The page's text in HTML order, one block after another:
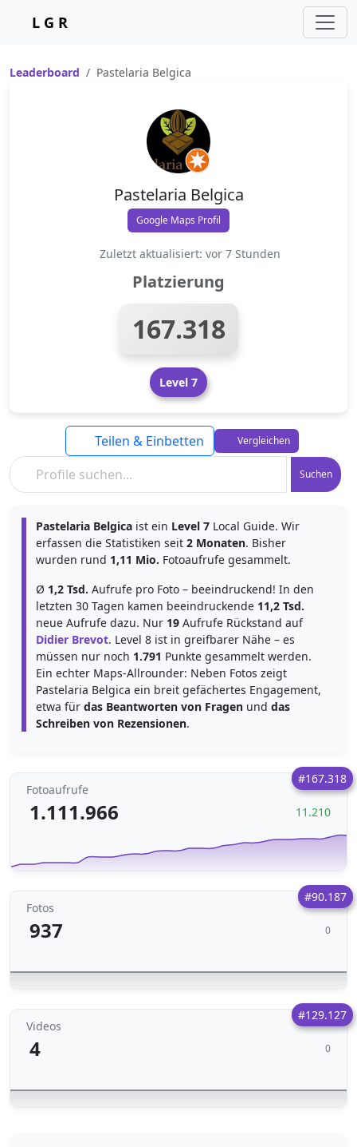
L G R
Leaderboard Pastelaria Belgica
Pastelaria Belgica
Google Maps Profil
Zuletzt aktualisiert: vor 7 Stunden
Platzierung
167.318
Level 7
Suchen
Teilen & Einbetten Vergleichen
Pastelaria Belgica ist ein Level 7 Local Guide. Wir
erfassen die Statistiken seit 2 Monaten. Bisher
wurden rund 1,11 Mio. Fotoaufrufe gesammelt.
Ø 1,2 Tsd. Aufrufe pro Foto – beeindruckend! In den
letzten 30 Tagen kamen beeindruckende 11,2 Tsd.
neue Aufrufe dazu. Nur 19 Aufrufe Rückstand auf
Didier Brevot. Level 8 ist in greifbarer Nähe – es
müssen nur noch 1.791 Punkte gesammelt werden.
Ein echter Maps-Allrounder: Neben Fotos zeigt
Pastelaria Belgica ein breit gefächertes Engagement,
etwa für das Beantworten von Fragen und das
Schreiben von Rezensionen.
#167.318
Fotoaufrufe
1.111.966 11.210
#90.187
Fotos
937 0
#129.127
Videos
4 0